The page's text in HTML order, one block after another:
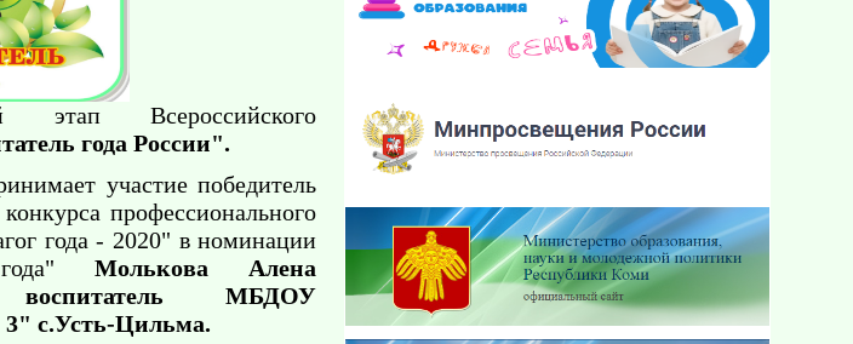
этап Всероссийского
года России".
участие победитель
профессионального
года - 2020" в номинации
года"Молькова Алена
воспитатель МБДОУ
с.Усть-Цильма.